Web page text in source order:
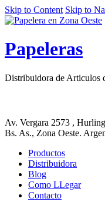
Skip to Content Skip to
Papeleras
Distribuidora de Articulos
Av. Vergara 2573 ,
Bs. As., Zona Oeste.
Productos
Distribuidora
Blog
Como LLegar
Contacto